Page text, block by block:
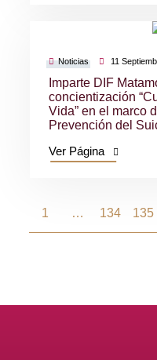
Noticias 11
Imparte DIF
concientización
Vida” en el marco
Prevención del
Ver Página
1 … 134 135